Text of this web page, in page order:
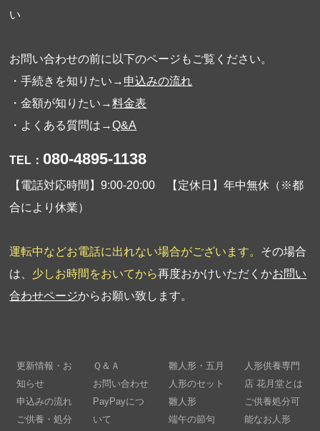
い
お問い合わせの前に以下のページもご覧ください。
・手続きを知りたい→ 申込みの流れ
・金額が知りたい→料金表
・よくある質問は→Q&A
TEL： 080-4895-1138
【電話対応時間】9:00-20:00 【定休日】年中無休（※都
合により休業）
運転中などお電話に出れない場合がございます。 その場合
は、 少しお時間をおいてから再度おかけいただくかお問い
合わせページからお願い致します。
更新情報・お
知らせ
申込みの流れ
ご供養・処分
Ｑ＆Ａ
お問い合わせ
PayPayにつ
いて
雛人形・五月
人形のセット
雛人形
端午の節句
人形供養専門
店 花月堂とは
ご供養処分可
能なお人形